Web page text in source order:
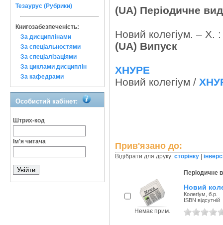
Тезаурус (Рубрики)
Книгозабезпеченість:
За дисциплінами
За спеціальностями
За спеціалізаціями
За циклами дисциплін
За кафедрами
Особистий кабінет:
Штрих-код
Ім'я читача
(UA) Періодичне
Новий колегіум. – Х. :
(UA) Випуск
ХНУРЕ
Новий колегіум /
Прив'язано до:
Відібрати для друку: сторінку
Немає прим.
Періодичне
Новий
Колегіум, б.р.
ISBN відсутній